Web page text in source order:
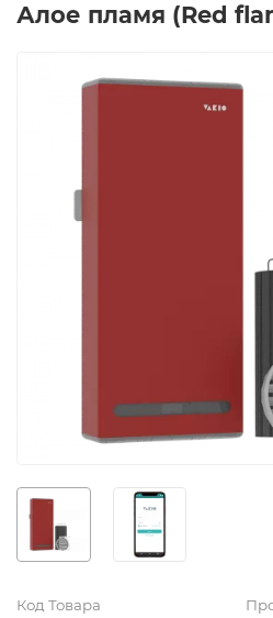
Алое пламя (Red
Код Товара